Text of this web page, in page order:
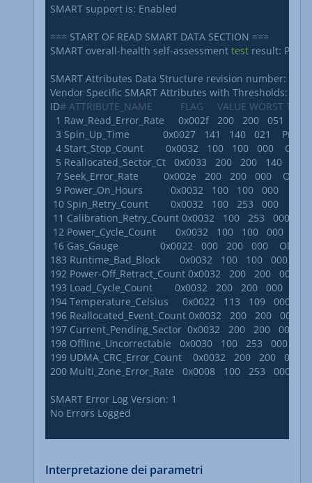
SMART support is: Enabled
=== START OF READ SMART DATA SECTION ===
SMART overall-health self-assessment test result:
SMART Attributes Data Structure revision number: 16
Vendor Specific SMART Attributes with Thresholds:
ID# ATTRIBUTE_NAME          FLAG     VALUE WORST
1 Raw_Read_Error_Rate     0x002f   200   200   051    Pre-
3 Spin_Up_Time            0x0027   141   140   021    Pre-
4 Start_Stop_Count        0x0032   100   100   000
5 Reallocated_Sector_Ct   0x0033   200   200   140    Pre-
7 Seek_Error_Rate         0x002e   200   200   000    Old_age
9 Power_On_Hours          0x0032   100   100   000
10 Spin_Retry_Count        0x0032   100   253   000
11 Calibration_Retry_Count 0x0032   100   253   000
12 Power_Cycle_Count       0x0032   100   100   000
16 Gas_Gauge               0x0022   000   200   000
183 Runtime_Bad_Block       0x0032   100   100   000
192 Power-Off_Retract_Count 0x0032   200   200   000
193 Load_Cycle_Count        0x0032   200   200   000
194 Temperature_Celsius     0x0022   113   109   000
196 Reallocated_Event_Count 0x0032   200   200   000
197 Current_Pending_Sector  0x0032   200   200   000
198 Offline_Uncorrectable   0x0030   100   253   000
199 UDMA_CRC_Error_Count    0x0032   200   200   000
200 Multi_Zone_Error_Rate   0x0008   100   253   000
SMART Error Log Version: 1
No Errors Logged
Interpretazione dei parametri